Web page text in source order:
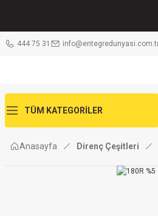
444 75 31
TÜM KATEGORİLER
Anasayfa Direnç Çeşitleri